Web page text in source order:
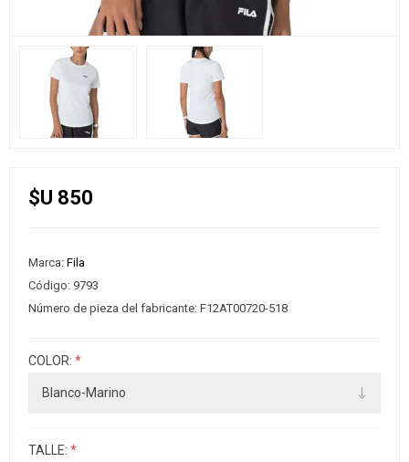
$U 850
Marca: Fila
Código: 9793
Número de pieza del fabricante: F12AT00720-518
COLOR: *
TALLE: *